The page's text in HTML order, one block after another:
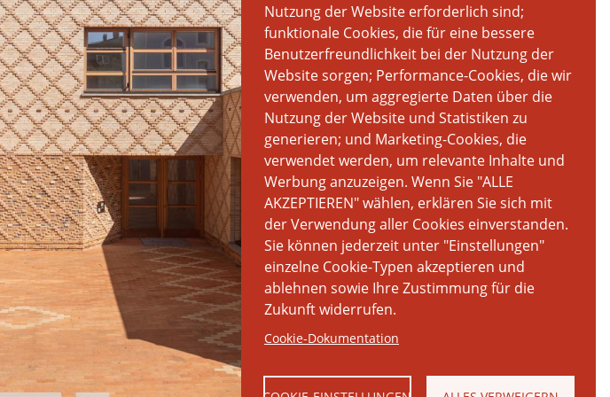
Nutzung der Website erforderlich sind;
funktionale Cookies, die für eine bessere
Benutzerfreundlichkeit bei der Nutzung der
Website sorgen; Performance-Cookies, die wir
verwenden, um aggregierte Daten über die
Nutzung der Website und Statistiken zu
generieren; und Marketing-Cookies, die
verwendet werden, um relevante Inhalte und
Werbung anzuzeigen. Wenn Sie "ALLE
AKZEPTIEREN" wählen, erklären Sie sich mit
der Verwendung aller Cookies einverstanden.
Sie können jederzeit unter "Einstellungen"
einzelne Cookie-Typen akzeptieren und
ablehnen sowie Ihre Zustimmung für die
Zukunft widerrufen.
Cookie-Dokumentation